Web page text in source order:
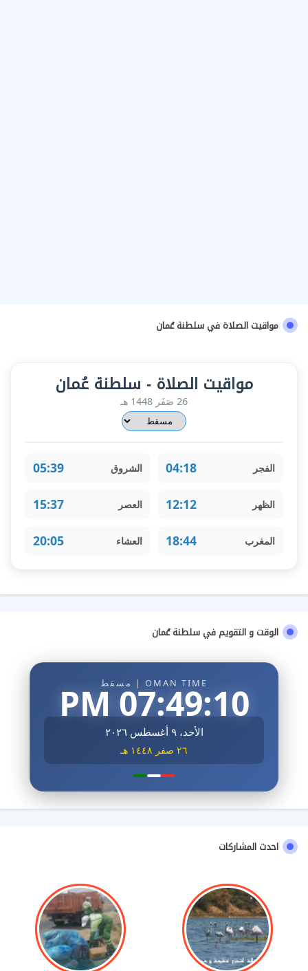
مواقيت الصلاة في سلطنة عُمان
مواقيت الصلاة - سلطنة عُمان
26 صَفَر 1448 هـ
الفجر 04:18 الشروق 05:39
الظهر 12:12 العصر 15:37
المغرب 18:44 العشاء 20:05
الوقت و التقويم في سلطنة عُمان
OMAN TIME | مسقط
07:49:12 PM
الأحد، ٩ أغسطس ٢٠٢٦
٢٦ صفر ١٤٤٨ هـ
احدث المشاركات